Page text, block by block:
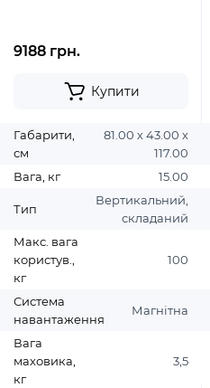
9188 грн.
Купити
Габарити,
см
81.00 х 43.00 х
117.00
Вага, кг
15.00
Тип
Вертикальний,
складаний
Макс. вага
користув.,
кг
100
Система
навантаження
Магнітна
Вага
маховика,
кг
3,5